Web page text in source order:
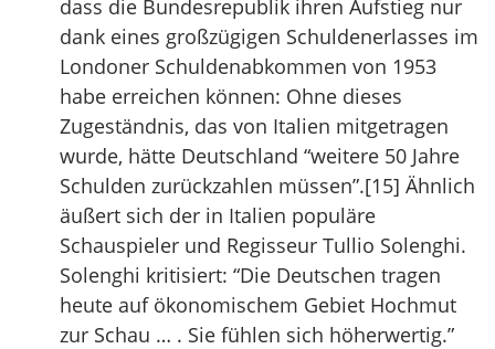
dass die Bundesrepublik ihren Aufstieg nur
dank eines großzügigen Schuldenerlasses im
Londoner Schuldenabkommen von 1953
habe erreichen können: Ohne dieses
Zugeständnis, das von Italien mitgetragen
wurde, hätte Deutschland “weitere 50 Jahre
Schulden zurückzahlen müssen”.[15] Ähnlich
äußert sich der in Italien populäre
Schauspieler und Regisseur Tullio Solenghi.
Solenghi kritisiert: “Die Deutschen tragen
heute auf ökonomischem Gebiet Hochmut
zur Schau … . Sie fühlen sich höherwertig.”